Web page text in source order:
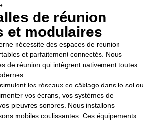
de réunion
et modulaires
nécessite des espaces de réunion
et parfaitement connectés. Nous
de réunion qui intègrent nativement toutes
les réseaux de câblage dans le sol ou
vos écrans, vos systèmes de
pieuvres sonores. Nous installons
mobiles coulissantes. Ces équipements